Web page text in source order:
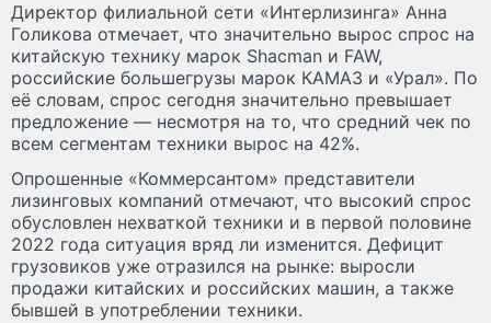
Директор филиальной сети «Интерлизинга» Анна
Голикова отмечает, что значительно вырос спрос на
китайскую технику марок Shacman и FAW,
российские большегрузы марок КАМАЗ и «Урал». По
её словам, спрос сегодня значительно превышает
предложение — несмотря на то, что средний чек по
всем сегментам техники вырос на 42%.
Опрошенные «Коммерсантом» представители
лизинговых компаний отмечают, что высокий спрос
обусловлен нехваткой техники и в первой половине
2022 года ситуация вряд ли изменится. Дефицит
грузовиков уже отразился на рынке: выросли
продажи китайских и российских машин, а также
бывшей в употреблении техники.